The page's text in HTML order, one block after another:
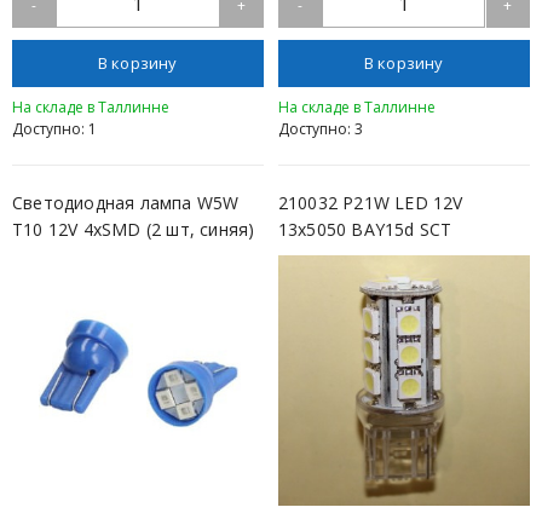
- +
В корзину
На складе в Таллинне
Доступно: 1
- +
В корзину
На складе в Таллинне
Доступно: 3
Светодиодная лампа W5W
T10 12V 4xSMD (2 шт, синяя)
210032 P21W LED 12V
13x5050 BAY15d SCT